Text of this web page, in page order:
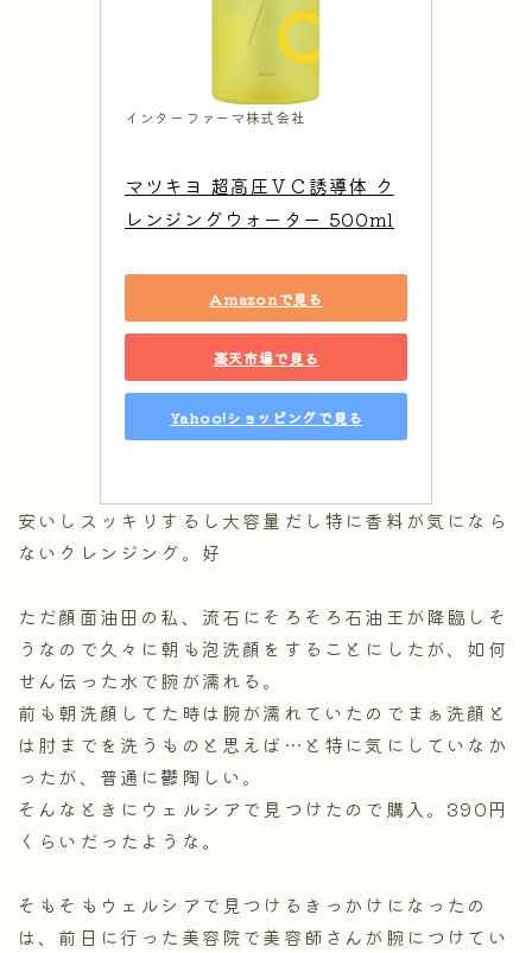
インターファーマ株式会社
マツキヨ 超高圧ＶＣ誘導体 ク
レンジングウォーター 500ml
Amazonで見る
楽天市場で見る
Yahoo!ショッピングで見る
安いしスッキリするし大容量だし特に香料が気になら
ないクレンジング。好
ただ顔面油田の私、流石にそろそろ石油王が降臨しそ
うなので久々に朝も泡洗顔をすることにしたが、如何
せん伝った水で腕が濡れる。
前も朝洗顔してた時は腕が濡れていたのでまぁ洗顔と
は肘までを洗うものと思えば…と特に気にしていなか
ったが、普通に鬱陶しい。
そんなときにウェルシアで見つけたので購入。390円
くらいだったような。
そもそもウェルシアで見つけるきっかけになったの
は、前日に行った美容院で美容師さんが腕につけてい